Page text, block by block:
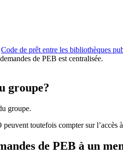
Code de prêt entre les bibliothèques
de PEB est centralisée.
groupe?
groupe.
toutefois compter sur
de PEB à un